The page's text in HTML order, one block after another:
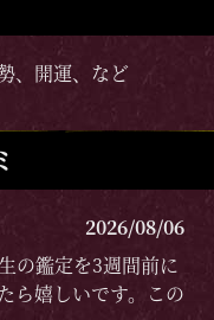
、開運、など
2026/08/06
の鑑定を3週間前に
ら嬉しいです。この